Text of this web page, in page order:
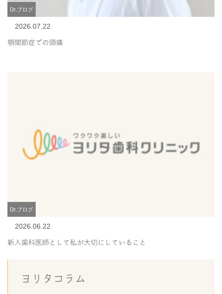
Dr.ブログ
2026.07.22
顎関節症での頭痛
Dr.ブログ
2026.06.22
新人歯科医師として私が大切にしていること
ヨリタコラム